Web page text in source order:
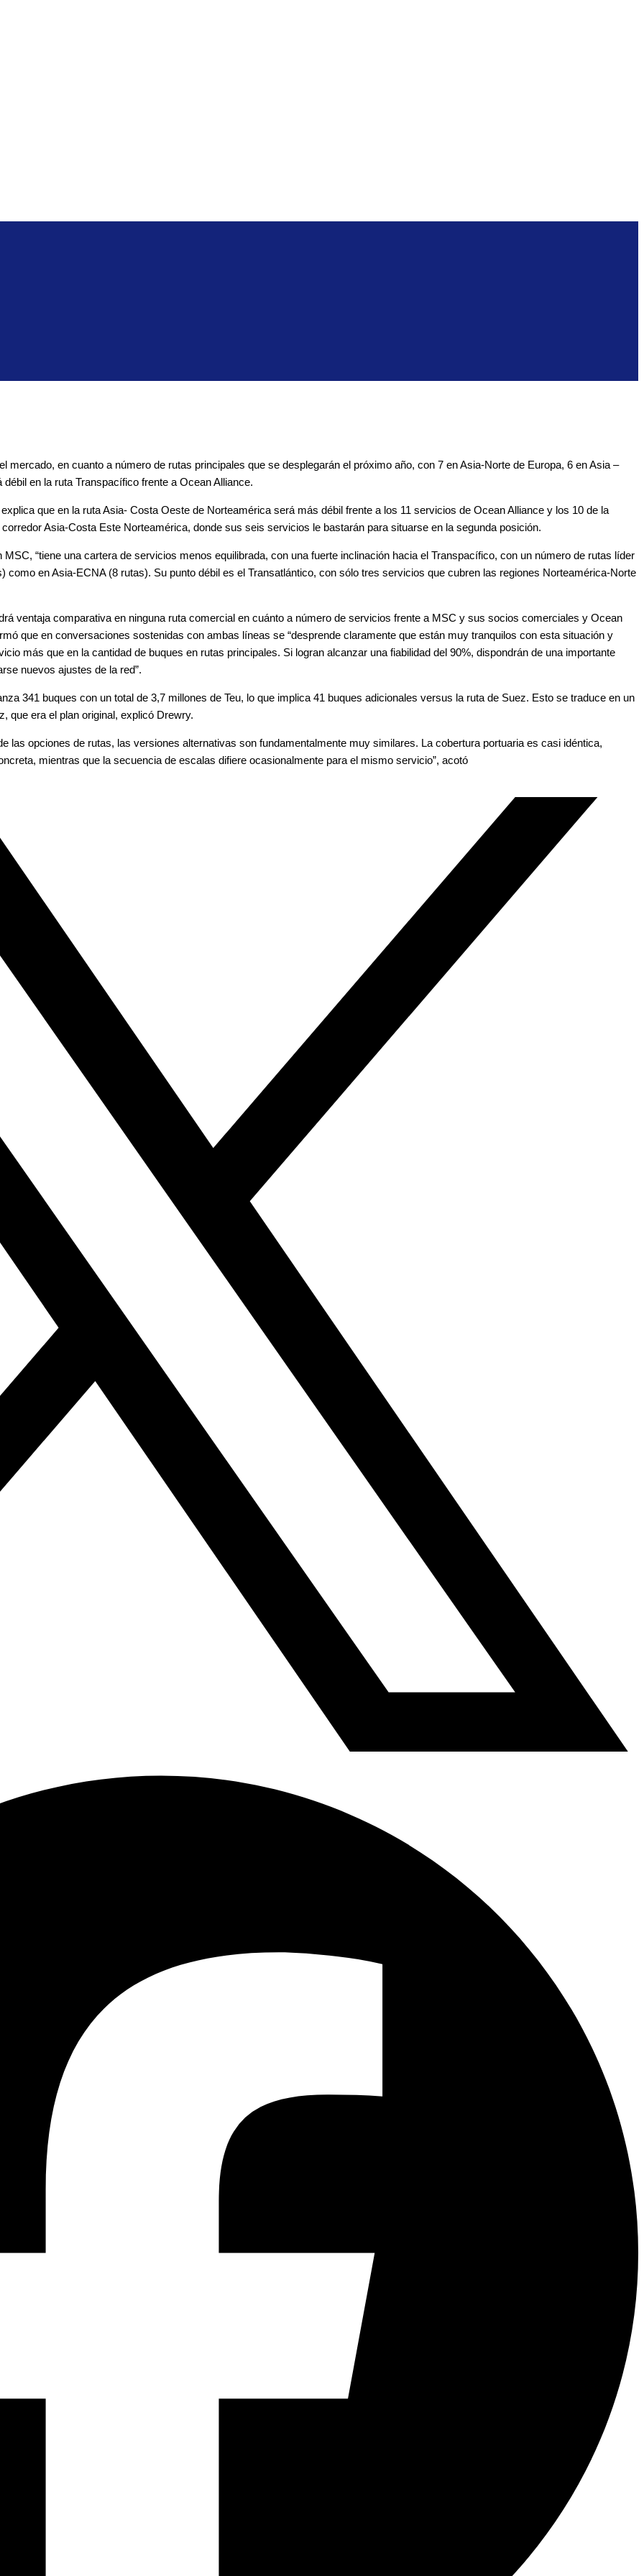
en cuanto a número de rutas principales que se desplegarán el próximo año, con 7 en Asia-Norte de Europa, 6 en Asia –
en la ruta Transpacífico frente a Ocean Alliance.
que en la ruta Asia- Costa Oeste de Norteamérica será más débil frente a los 11 servicios de Ocean Alliance y los 10 de la
Asia-Costa Este Norteamérica, donde sus seis servicios le bastarán para situarse en la segunda posición.
“tiene una cartera de servicios menos equilibrada, con una fuerte inclinación hacia el Transpacífico, con un número de rutas líder
en Asia-ECNA (8 rutas). Su punto débil es el Transatlántico, con sólo tres servicios que cubren las regiones Norteamérica-Norte
ventaja comparativa en ninguna ruta comercial en cuánto a número de servicios frente a MSC y sus socios comerciales y Ocean
que en conversaciones sostenidas con ambas líneas se “desprende claramente que están muy tranquilos con esta situación y
más que en la cantidad de buques en rutas principales. Si logran alcanzar una fiabilidad del 90%, dispondrán de una importante
nuevos ajustes de la red”.
341 buques con un total de 3,7 millones de Teu, lo que implica 41 buques adicionales versus la ruta de Suez. Esto se traduce en un
que era el plan original, explicó Drewry.
las opciones de rutas, las versiones alternativas son fundamentalmente muy similares. La cobertura portuaria es casi idéntica,
mientras que la secuencia de escalas difiere ocasionalmente para el mismo servicio”, acotó